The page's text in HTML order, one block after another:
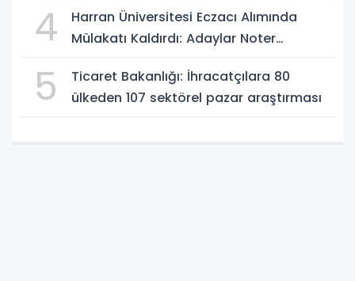
4
Harran Üniversitesi Eczacı Alımında
Mülakatı Kaldırdı: Adaylar Noter
5
Ticaret Bakanlığı: İhracatçılara 80
ülkeden 107 sektörel pazar araştırması